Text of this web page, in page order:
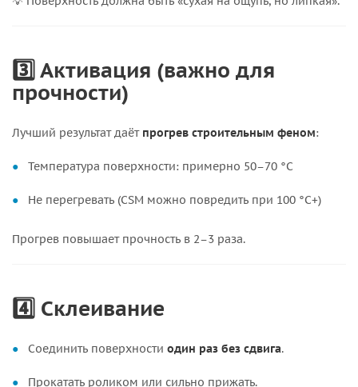
3️⃣ Активация (важно для
прочности)
Лучший результат даёт прогрев строительным феном:
Температура поверхности: примерно 50–70 °C
Не перегревать (CSM можно повредить при 100 °C+)
Прогрев повышает прочность в 2–3 раза.
4️⃣ Склеивание
Соединить поверхности один раз без сдвига.
Прокатать роликом или сильно прижать.